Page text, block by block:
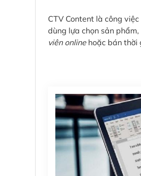
CTV Content là công
dùng lựa chọn sản
viên onlinehoặc bán thời